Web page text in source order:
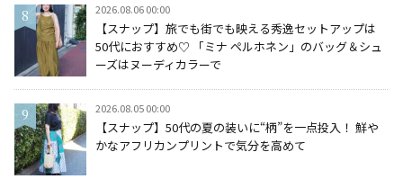
2026.08.06 00:00
【スナップ】旅でも街でも映える秀逸セットアップは
50代におすすめ♡ 「ミナ ペルホネン」のバッグ＆シュ
ーズはヌーディカラーで
2026.08.05 00:00
【スナップ】50代の夏の装いに“柄”を一点投入！ 鮮や
かなアフリカンプリントで気分を高めて